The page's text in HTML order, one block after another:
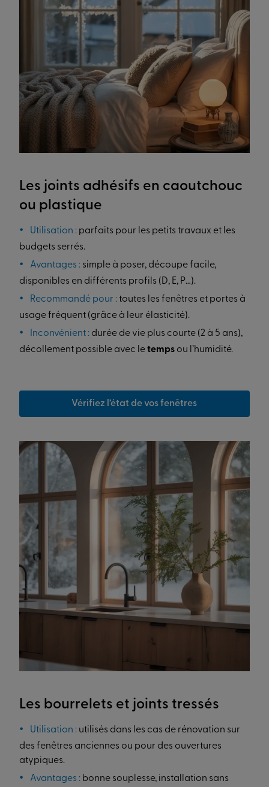
Les joints adhésifs en caoutchouc
ou plastique
Utilisation : parfaits pour les petits travaux et les
budgets serrés.
Avantages : simple à poser, découpe facile,
disponibles en différents profils (D, E, P…).
Recommandé pour :toutes les fenêtres et portes à
usage fréquent (grâce à leur élasticité).
Inconvénient : durée de vie plus courte (2 à 5 ans),
décollement possible avec letemps ou l’humidité.
Vérifiez l’état de vos fenêtres
Les bourrelets et joints tressés
Utilisation : utilisés dans les cas de rénovation sur
des fenêtres anciennes ou pour des ouvertures
atypiques.
Avantages : bonne souplesse, installation sans